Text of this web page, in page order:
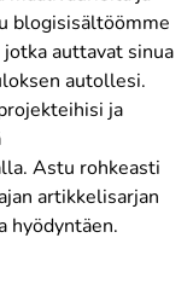
blogisisältöömme
auttavat sinua
autollesi.
ja
Astu rohkeasti
artikkelisarjan
hyödyntäen.